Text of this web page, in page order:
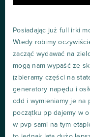
Posiadając już full irki
Wtedy robimy
zacząć wydawać na
mogą nam wypaść ze
(zbieramy części na
generatory napędu i
cdd i wymieniamy je na
początku pp dajemy w
w pvp sami na tym